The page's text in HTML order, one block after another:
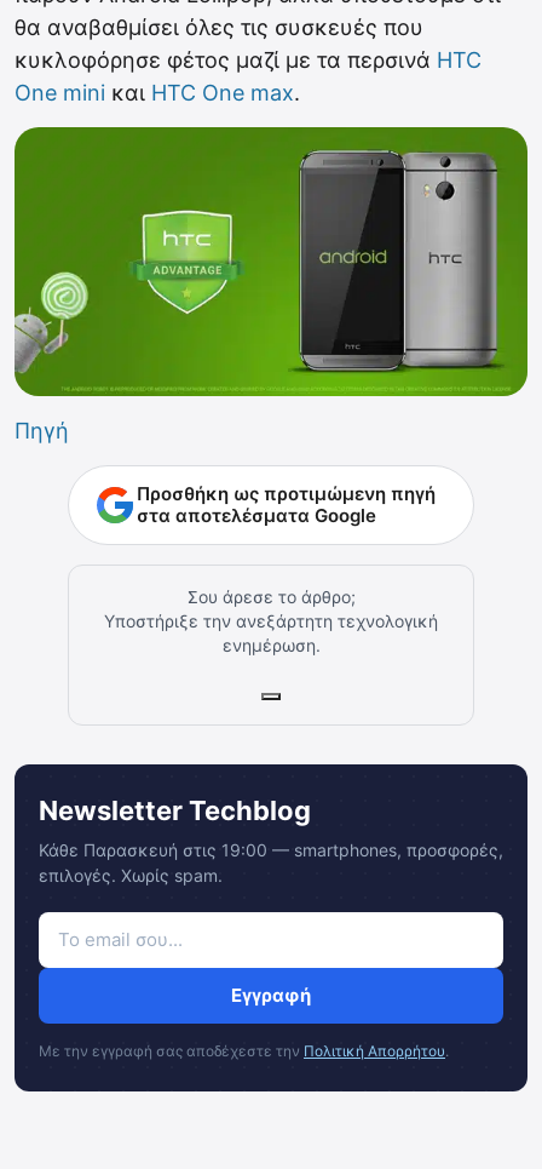
θα αναβαθμίσει όλες τις συσκευές που
κυκλοφόρησε φέτος μαζί με τα περσινά HTC
One mini και HTC One max.
Πηγή
Προσθήκη ως προτιμώμενη πηγή
στα αποτελέσματα Google
Σου άρεσε το άρθρο;
Υποστήριξε την ανεξάρτητη τεχνολογική
ενημέρωση.
Newsletter Techblog
Κάθε Παρασκευή στις 19:00 — smartphones, προσφορές,
επιλογές. Χωρίς spam.
Εγγραφή
Με την εγγραφή σας αποδέχεστε την Πολιτική Απορρήτου.